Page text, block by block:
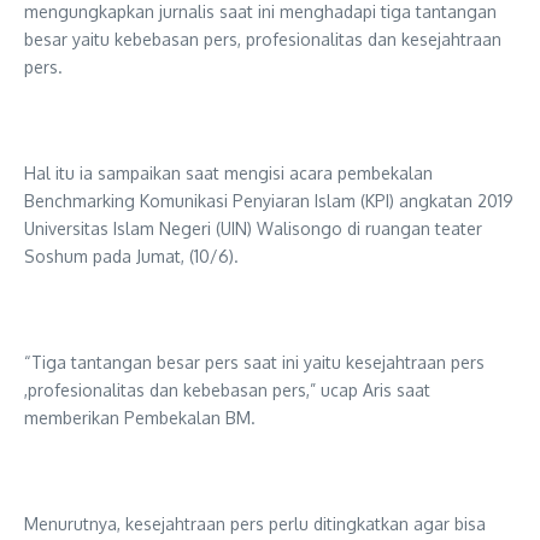
mengungkapkan jurnalis saat ini menghadapi tiga tantangan
besar yaitu kebebasan pers, profesionalitas dan kesejahtraan
pers.
Hal itu ia sampaikan saat mengisi acara pembekalan
Benchmarking Komunikasi Penyiaran Islam (KPI) angkatan 2019
Universitas Islam Negeri (UIN) Walisongo di ruangan teater
Soshum pada Jumat, (10/6).
“Tiga tantangan besar pers saat ini yaitu kesejahtraan pers
,profesionalitas dan kebebasan pers,” ucap Aris saat
memberikan Pembekalan BM.
Menurutnya, kesejahtraan pers perlu ditingkatkan agar bisa